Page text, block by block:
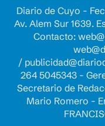
Diario de Cuyo -
Av. Alem Sur 1639.
Contacto:
/
264 5045343 -
Secretario de
Mario Romero -